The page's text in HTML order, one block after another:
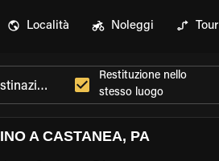
Località Noleggi Tour
Restituzione nello
stesso luogo
A CASTANEA, PA